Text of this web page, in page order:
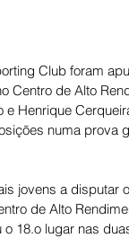
Club foram
Centro de Alto
e Henrique
numa prova
jovens a disputar
de Alto
18.o lugar nas